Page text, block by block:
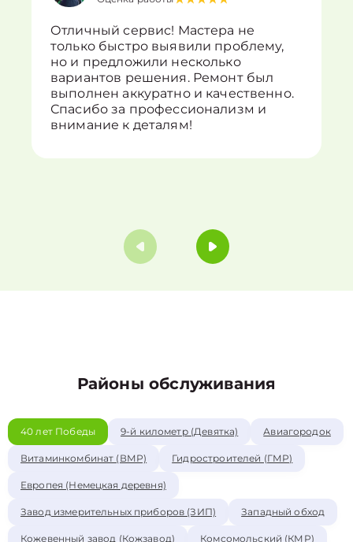
Отличный сервис! Мастера не
только быстро выявили проблему,
но и предложили несколько
вариантов решения. Ремонт был
выполнен аккуратно и качественно.
Спасибо за профессионализм и
внимание к деталям!
Районы обслуживания
40 лет Победы 9-й километр (Девятка) Авиагородок
Витаминкомбинат (ВМР) Гидростроителей (ГМР)
Европея (Немецкая деревня)
Завод измерительных приборов (ЗИП) Западный обход
Кожевенный завод (Кожзавод) Комсомольский (КМР)